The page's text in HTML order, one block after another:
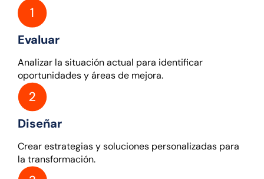
Evaluar
Analizar la situación actual para identificar
oportunidades y áreas de mejora.
Diseñar
Crear estrategias y soluciones personalizadas para
la transformación.